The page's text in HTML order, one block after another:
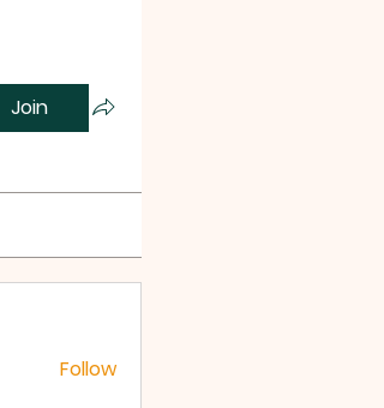
Join
Follow